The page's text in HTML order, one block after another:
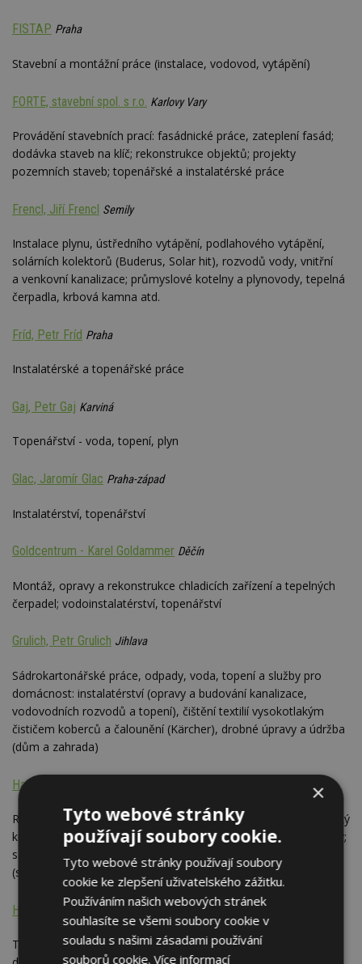
FISTAP Praha
Stavební a montážní práce (instalace, vodovod, vytápění)
FORTE, stavební spol. s r.o. Karlovy Vary
Provádění stavebních prací: fasádnické práce, zateplení fasád;
dodávka staveb na klíč; rekonstrukce objektů; projekty
pozemních staveb; topenářské a instalatérské práce
Frencl, Jiří Frencl Semily
Instalace plynu, ústředního vytápění, podlahového vytápění,
solárních kolektorů (Buderus, Solar hit), rozvodů vody, vnitřní
a venkovní kanalizace; průmyslové kotelny a plynovody, tepelná
čerpadla, krbová kamna atd.
Fríd, Petr Fríd Praha
Instalatérské a topenářské práce
Gaj, Petr Gaj Karviná
Topenářství - voda, topení, plyn
Glac, Jaromír Glac Praha-západ
Instalatérství, topenářství
Goldcentrum - Karel Goldammer Děčín
Montáž, opravy a rekonstrukce chladicích zařízení a tepelných
čerpadel; vodoinstalatérství, topenářství
Grulich, Petr Grulich Jihlava
Sádrokartonářské práce, odpady, voda, topení a služby pro
domácnost: instalatérství (opravy a budování kanalizace,
vodovodních rozvodů a topení), čištění textilií vysokotlakým
čističem koberců a čalounění (Kärcher), drobné úpravy a údržba
(dům a zahrada)
Halada, Tomáš Halada - HATOM
Rekonstrukce bytů, koupelen a bytových jader (Moravskoslezský
kraj); vodoinstalace (instalace van, umyvadel, rozvody), obklady;
sádrokarton; elektroinstalace; topení i drobná truhlářská výroba
(skříňky, poličky) - komplexní služby
Hanzlíček, Roman Hanzlíček Karlovy Vary
Topenářské a instalatérské práce. Akreditovaná firma (odborný
×
Tyto webové stránky
používají soubory cookie.
Tyto webové stránky používají soubory
cookie ke zlepšení uživatelského zážitku.
Používáním našich webových stránek
souhlasíte se všemi soubory cookie v
souladu s našimi zásadami používání
souborů cookie.Více informací